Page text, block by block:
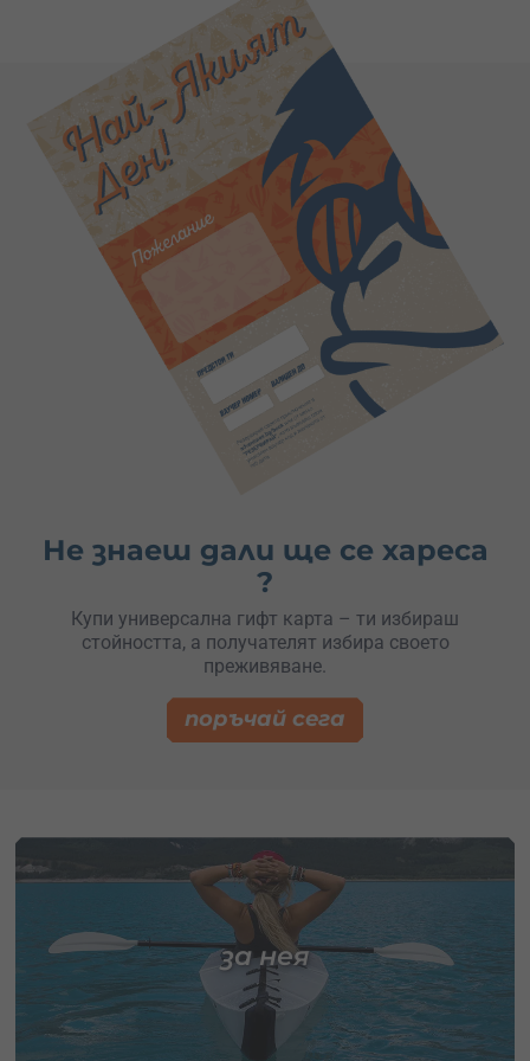
Не знаеш дали ще се хареса
?
Купи универсална гифт карта – ти избираш
стойността, а получателят избира своето
преживяване.
поръчай сега
за нея